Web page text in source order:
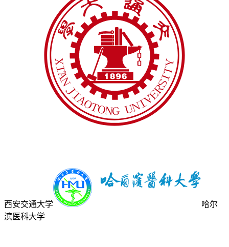
西安交通大学
哈尔
滨医科大学